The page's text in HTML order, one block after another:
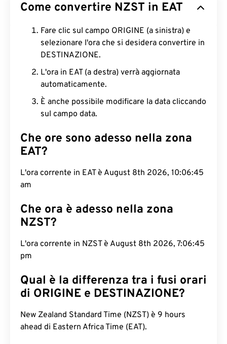
Come convertire NZST in EAT
Fare clic sul campo ORIGINE (a sinistra) e
selezionare l'ora che si desidera convertire in
DESTINAZIONE.
L'ora in EAT (a destra) verrà aggiornata
automaticamente.
È anche possibile modificare la data cliccando
sul campo data.
Che ore sono adesso nella zona
EAT?
L'ora corrente in EAT è August 8th 2026, 10:06:46
am
Che ora è adesso nella zona
NZST?
L'ora corrente in NZST è August 8th 2026, 7:06:46
pm
Qual è la differenza tra i fusi orari
di ORIGINE e DESTINAZIONE?
New Zealand Standard Time (NZST) è 9 hours
ahead di Eastern Africa Time (EAT).